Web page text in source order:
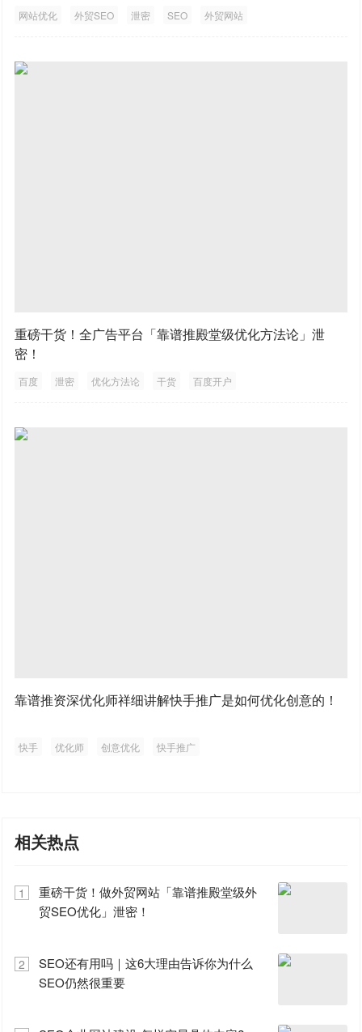
网站优化 外贸SEO 泄密 SEO 外贸网站
重磅干货！全广告平台「靠谱推殿堂级优化方法论」泄
密！
百度 泄密 优化方法论 干货 百度开户
靠谱推资深优化师祥细讲解快手推广是如何优化创意的！
快手 优化师 创意优化 快手推广
相关热点
1
重磅干货！做外贸网站「靠谱推殿堂级外
贸SEO优化」泄密！
2
SEO还有用吗｜这6大理由告诉你为什么
SEO仍然很重要